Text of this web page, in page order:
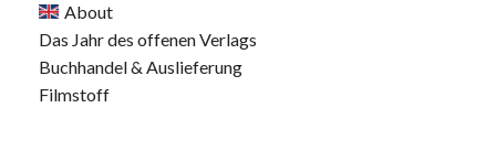
About
Das Jahr des offenen Verlags
Buchhandel & Auslieferung
Filmstoff